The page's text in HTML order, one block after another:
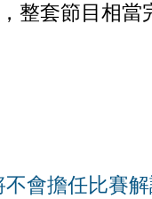
整套節目相當
會擔任比賽